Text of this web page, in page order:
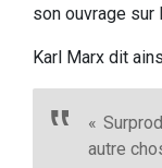
son ouvrage sur
Karl Marx dit
«
autre